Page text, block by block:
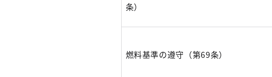
条）
燃料基準の遵守（第69条）